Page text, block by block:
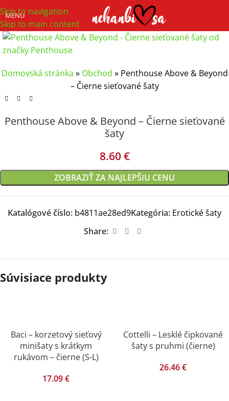
Skip to navigation
Skip to main content
MENU
Domovská stránka » Obchod » Penthouse Above & Beyond
– Čierne sieťované šaty
Penthouse Above & Beyond – Čierne sieťované
šaty
8.60 €
ZOBRAZIŤ ZA NAJLEPŠIU CENU
Katalógové číslo: b4811ae28ed9Kategória: Erotické šaty
Share:
Súvisiace produkty
Baci – korzetový sieťový
minišaty s krátkym
rukávom – čierne (S-L)
17.09€
Cottelli – Lesklé čipkované
šaty s pruhmi (čierne)
26.46€